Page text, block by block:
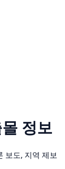
정보
보도, 지역 제보